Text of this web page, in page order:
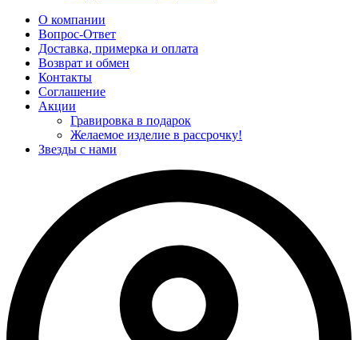
О компании
Вопрос-Ответ
Доставка, примерка и оплата
Возврат и обмен
Контакты
Соглашение
Акции
Гравировка в подарок
Желаемое изделие в рассрочку!
Звезды с нами